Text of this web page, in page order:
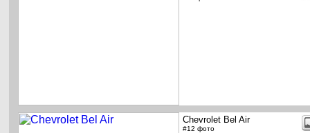
Chevrolet Bel Air
#12 фото